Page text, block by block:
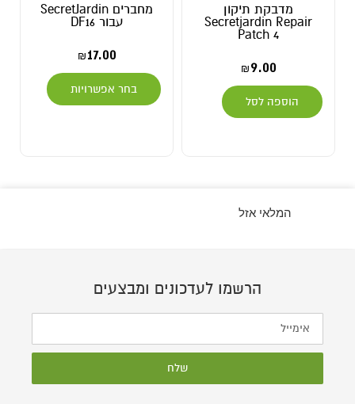
מדבקת תיקון
Secretjardin Repair
Patch 4
הוספה לסל
מחברים SecretJardin
₪
בחר אפשרויות
המלאי אזל
הרשמו לעדכונים ומבצעים
שלח